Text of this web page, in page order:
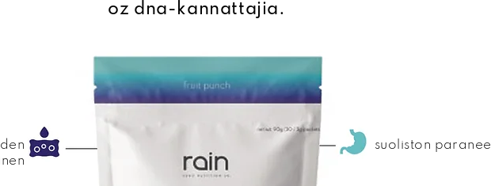
oz dna-kannattajia.
suoliston paranee